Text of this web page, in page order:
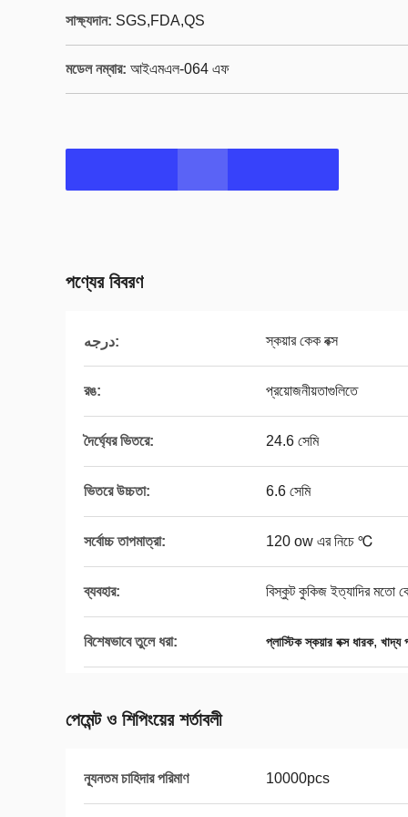
সাক্ষ্যদান: SGS,FDA,QS
মডেল নম্বার: আইএমএল-064 এফ
পণ্যের বিবরণ
درجه: স্কয়ার কেক বক্স
রঙ: প্রয়োজনীয়তাগুলিতে
দৈর্ঘ্যের ভিতরে: 24.6 সেমি
ভিতরে উচ্চতা: 6.6 সেমি
সর্বোচ্চ তাপমাত্রা: 120 ow এর নিচে ℃
ব্যবহার: বিস্কুট কুকিজ ইত্যাদির মতো
বিশেষভাবে তুলে ধরা: প্লাস্টিক স্কয়ার বক্স ধারক, খাদ্য
পেমেন্ট ও শিপিংয়ের শর্তাবলী
ন্যূনতম চাহিদার পরিমাণ 10000pcs